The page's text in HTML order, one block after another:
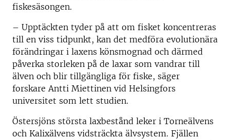
fiskesäsongen.
– Upptäckten tyder på att om fisket koncentreras
till en viss tidpunkt, kan det medföra evolutionära
förändringar i laxens könsmognad och därmed
påverka storleken på de laxar som vandrar till
älven och blir tillgängliga för fiske, säger
forskare Antti Miettinen vid Helsingfors
universitet som lett studien.
Östersjöns största laxbestånd leker i Torneälvens
och Kalixälvens vidsträckta älvsystem. Fjällen